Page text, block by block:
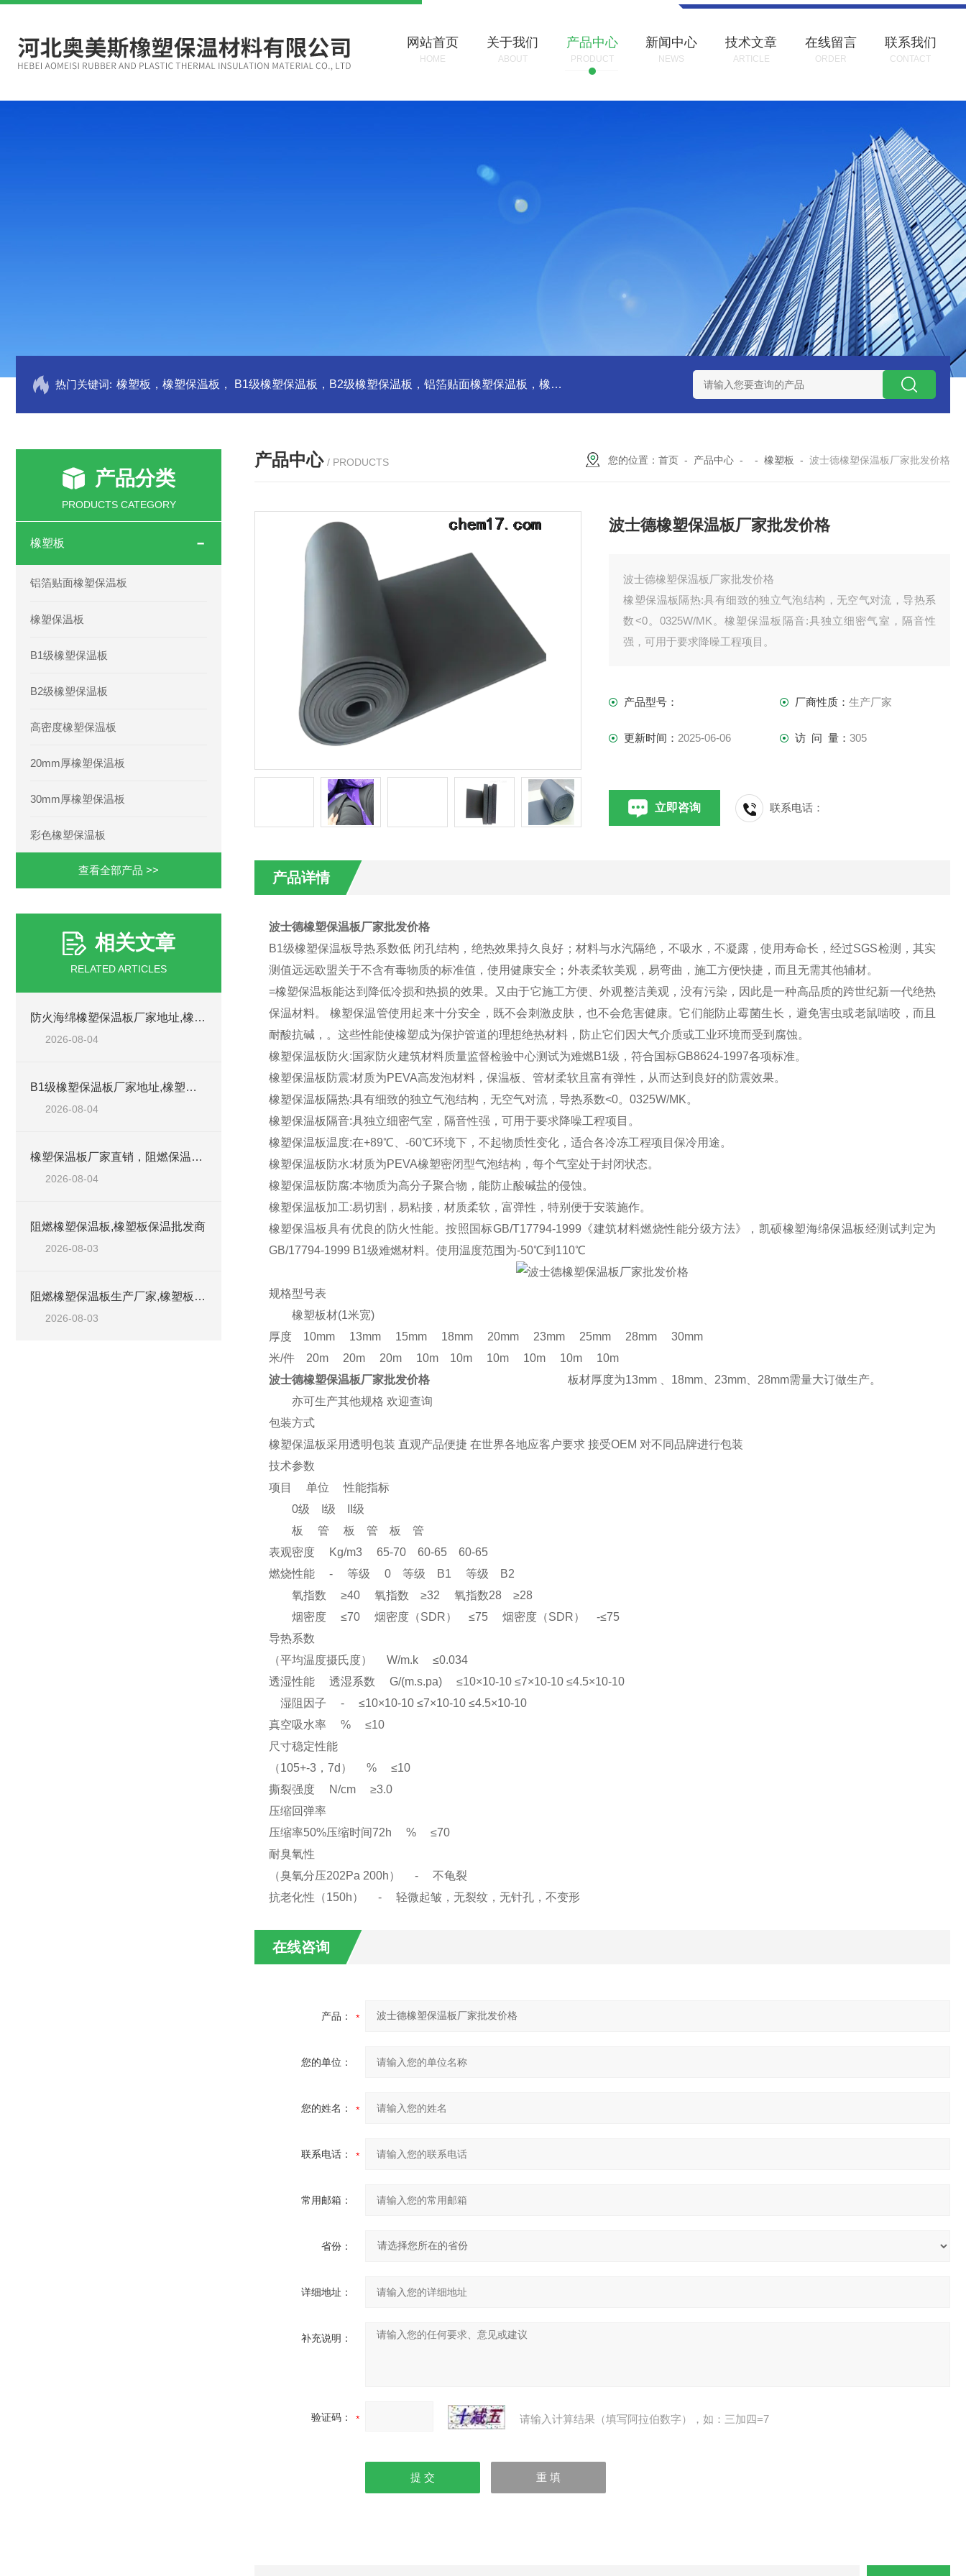
网站首页
HOME
关于我们
ABOUT
产品中心
PRODUCT
新闻中心
NEWS
技术文章
ARTICLE
在线留言
ORDER
联系我们
CONTACT
热门关键词: 橡塑板，橡塑保温板， B1级橡塑保温板，B2级橡塑保温板，铝箔贴面橡塑保温板，橡塑保温管，管道橡塑管
产品分类
PRODUCTS CATEGORY
橡塑板
铝箔贴面橡塑保温板
橡塑保温板
B1级橡塑保温板
B2级橡塑保温板
高密度橡塑保温板
20mm厚橡塑保温板
30mm厚橡塑保温板
彩色橡塑保温板
查看全部产品 >>
相关文章
RELATED ARTICLES
防火海绵橡塑保温板厂家地址,橡塑批发商
2026-08-04
B1级橡塑保温板厂家地址,橡塑板优质批发商
2026-08-04
橡塑保温板厂家直销，阻燃保温橡塑板材
2026-08-04
阻燃橡塑保温板,橡塑板保温批发商
2026-08-03
阻燃橡塑保温板生产厂家,橡塑板优质工厂
2026-08-03
产品中心 / PRODUCTS 您的位置： 首页 - 产品中心 - - 橡塑板 - 波士德橡塑保温板厂家批发价格
波士德橡塑保温板厂家批发价格
波士德橡塑保温板厂家批发价格
橡塑保温板隔热:具有细致的独立气泡结构，无空气对流，导热系
数<0。0325W/MK。橡塑保温板隔音:具独立细密气室，隔音性
强，可用于要求降噪工程项目。
产品型号： 厂商性质： 生产厂家
更新时间： 2025-06-06 访 问 量： 305
立即咨询 联系电话：
产品详情
波士德橡塑保温板厂家批发价格
B1级橡塑保温板导热系数低 闭孔结构，绝热效果持久良好；材料与水汽隔绝，不吸水，不凝露，使用寿命长，经过SGS检测，其实
测值远远欧盟关于不含有毒物质的标准值，使用健康安全；外表柔软美观，易弯曲，施工方便快捷，而且无需其他辅材。
=橡塑保温板能达到降低冷损和热损的效果。又由于它施工方便、外观整洁美观，没有污染，因此是一种高品质的跨世纪新一代绝热
保温材料。 橡塑保温管使用起来十分安全，既不会刺激皮肤，也不会危害健康。它们能防止霉菌生长，避免害虫或老鼠啮咬，而且
耐酸抗碱，。这些性能使橡塑成为保护管道的理想绝热材料，防止它们因大气介质或工业环境而受到腐蚀。
橡塑保温板防火:国家防火建筑材料质量监督检验中心测试为难燃B1级，符合国标GB8624-1997各项标准。
橡塑保温板防震:材质为PEVA高发泡材料，保温板、管材柔软且富有弹性，从而达到良好的防震效果。
橡塑保温板隔热:具有细致的独立气泡结构，无空气对流，导热系数<0。0325W/MK。
橡塑保温板隔音:具独立细密气室，隔音性强，可用于要求降噪工程项目。
橡塑保温板温度:在+89℃、-60℃环境下，不起物质性变化，适合各冷冻工程项目保冷用途。
橡塑保温板防水:材质为PEVA橡塑密闭型气泡结构，每个气室处于封闭状态。
橡塑保温板防腐:本物质为高分子聚合物，能防止酸碱盐的侵蚀。
橡塑保温板加工:易切割，易粘接，材质柔软，富弹性，特别便于安装施作。
橡塑保温板具有优良的防火性能。按照国标GB/T17794-1999《建筑材料燃烧性能分级方法》，凯硕橡塑海绵保温板经测试判定为
GB/17794-1999 B1级难燃材料。使用温度范围为-50℃到110℃
规格型号表
橡塑板材(1米宽)
厚度 10mm 13mm 15mm 18mm 20mm 23mm 25mm 28mm 30mm
米/件 20m 20m 20m 10m 10m 10m 10m 10m 10m
波士德橡塑保温板厂家批发价格板材厚度为13mm 、18mm、23mm、28mm需量大订做生产。
亦可生产其他规格 欢迎查询
包装方式
橡塑保温板采用透明包装 直观产品便捷 在世界各地应客户要求 接受OEM 对不同品牌进行包装
技术参数
项目 单位 性能指标
0级 I级 II级
板 管 板 管 板 管
表观密度 Kg/m3 65-70 60-65 60-65
燃烧性能 - 等级 0 等级 B1 等级 B2
氧指数 ≥40 氧指数 ≥32 氧指数28 ≥28
烟密度 ≤70 烟密度（SDR） ≤75 烟密度（SDR） -≤75
导热系数
（平均温度摄氏度） W/m.k ≤0.034
透湿性能 透湿系数 G/(m.s.pa) ≤10×10-10 ≤7×10-10 ≤4.5×10-10
湿阻因子 - ≤10×10-10 ≤7×10-10 ≤4.5×10-10
真空吸水率 % ≤10
尺寸稳定性能
（105+-3，7d） % ≤10
撕裂强度 N/cm ≥3.0
压缩回弹率
压缩率50%压缩时间72h % ≤70
耐臭氧性
（臭氧分压202Pa 200h） - 不龟裂
抗老化性（150h） - 轻微起皱，无裂纹，无针孔，不变形
在线咨询
产品：
您的单位：
您的姓名：
联系电话：
常用邮箱：
省份：
详细地址：
补充说明：
验证码： 请输入计算结果（填写阿拉伯数字），如：三加四=7